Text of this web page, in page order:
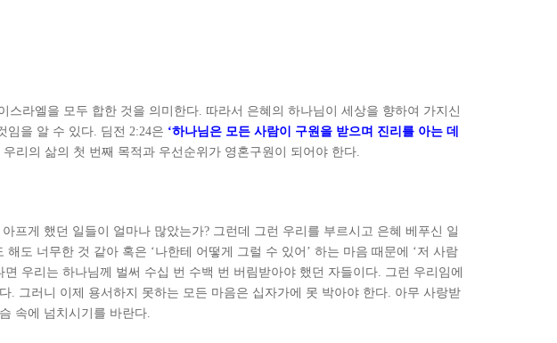
스라엘을 모두 합한 것을 의미한다. 따라서 은혜의 하나님이 세상을 향하여 가지신
임을 알 수 있다. 딤전 2:24은 ‘하나님은 모든 사람이 구원을 받으며 진리를 아는 데
리의 삶의 첫 번째 목적과 우선순위가 영혼구원이 되어야 한다.
프게 했던 일들이 얼마나 많았는가? 그런데 그런 우리를 부르시고 은혜 베푸신 일
해도 너무한 것 같아 혹은 ‘나한테 어떻게 그럴 수 있어 ’ 하는 마음 때문에 ‘저 사람
우리는 하나님께 벌써 수십 번 수백 번 버림받아야 했던 자들이다. 그런 우리임에
. 그러니 이제 용서하지 못하는 모든 마음은 십자가에 못 박아야 한다. 아무 사랑받
속에 넘치시기를 바란다.